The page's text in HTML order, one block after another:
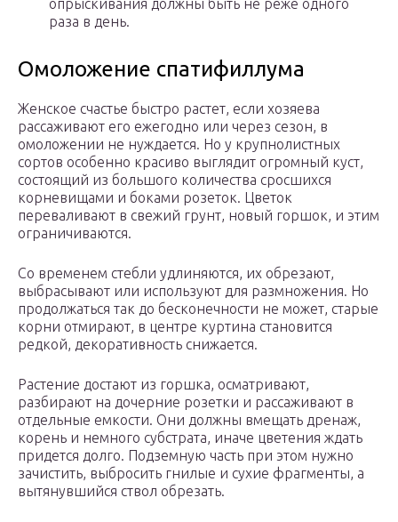
опрыскивания должны быть не реже одного
раза в день.
Омоложение спатифиллума
Женское счастье быстро растет, если хозяева
рассаживают его ежегодно или через сезон, в
омоложении не нуждается. Но у крупнолистных
сортов особенно красиво выглядит огромный куст,
состоящий из большого количества сросшихся
корневищами и боками розеток. Цветок
переваливают в свежий грунт, новый горшок, и этим
ограничиваются.
Со временем стебли удлиняются, их обрезают,
выбрасывают или используют для размножения. Но
продолжаться так до бесконечности не может, старые
корни отмирают, в центре куртина становится
редкой, декоративность снижается.
Растение достают из горшка, осматривают,
разбирают на дочерние розетки и рассаживают в
отдельные емкости. Они должны вмещать дренаж,
корень и немного субстрата, иначе цветения ждать
придется долго. Подземную часть при этом нужно
зачистить, выбросить гнилые и сухие фрагменты, а
вытянувшийся ствол обрезать.